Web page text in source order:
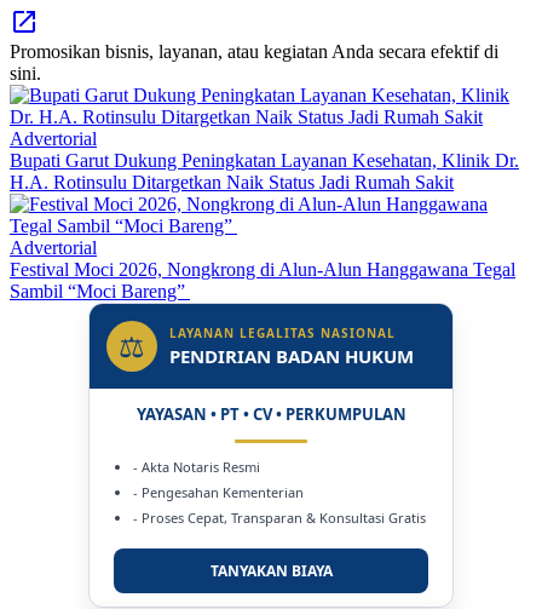
Promosikan bisnis, layanan, atau kegiatan Anda secara efektif di
sini.
Advertorial
Bupati Garut Dukung Peningkatan Layanan Kesehatan, Klinik Dr.
H.A. Rotinsulu Ditargetkan Naik Status Jadi Rumah Sakit
Advertorial
Festival Moci 2026, Nongkrong di Alun-Alun Hanggawana Tegal
Sambil “Moci Bareng”
⚖ LAYANAN LEGALITAS NASIONAL
PENDIRIAN BADAN HUKUM
YAYASAN • PT • CV • PERKUMPULAN
- Akta Notaris Resmi
- Pengesahan Kementerian
- Proses Cepat, Transparan & Konsultasi Gratis
TANYAKAN BIAYA